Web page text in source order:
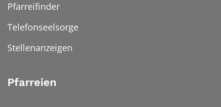
Pfarreifinder
Telefonseelsorge
Stellenanzeigen
Pfarreien